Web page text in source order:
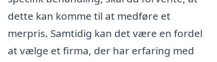
dette kan komme til at medføre et
merpris. Samtidig kan det være en fordel
at vælge et firma, der har erfaring med